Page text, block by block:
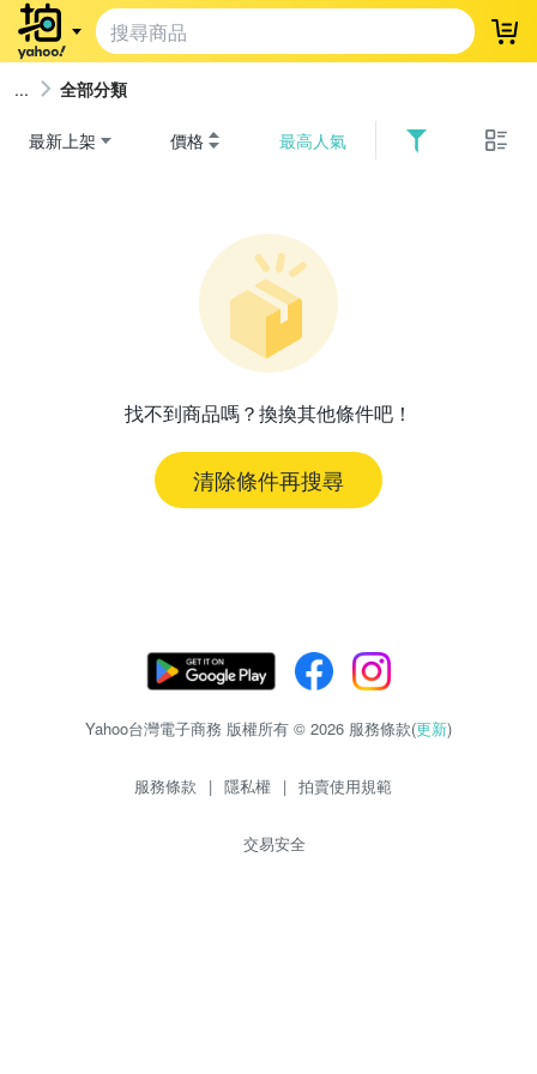
登
全部分類
最新上架 價格 最高人氣
找不到商品嗎？換換其他條件吧！
清除條件再搜尋
Yahoo台灣電子商務 版權所有 © 2026 服務條款(更新)
服務條款 | 隱私權 | 拍賣使用規範
交易安全